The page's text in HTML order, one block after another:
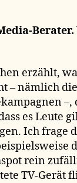
Berater.
erzählt,
– nämlich
–,
es Leute
Ich frage
rein
TV-Gerät